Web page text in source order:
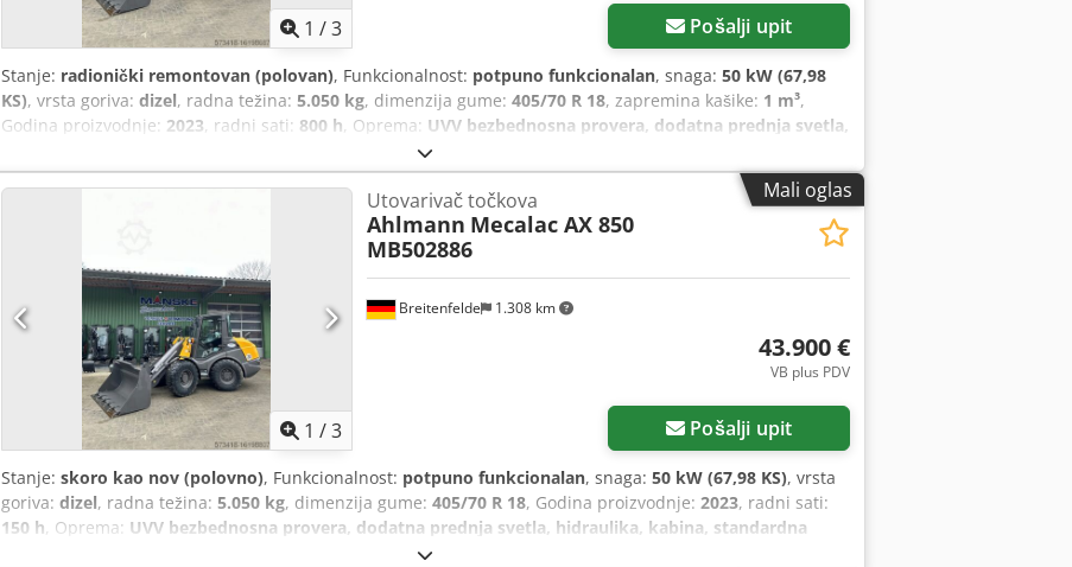
1 /3 Pošalji upit
Stanje: radionički remontovan (polovan), Funkcionalnost: potpuno funkcionalan, snaga: 50 kW (67,98
KS), vrsta goriva: dizel, radna težina: 5.050 kg, dimenzija gume: 405/70 R 18, zapremina kašike: 1 m³,
Godina proizvodnje: 2023, radni sati: 800 h, Oprema: UVV bezbednosna provera, dodatna prednja svetla,
hidraulika, kabina, standardna lopata, viljuške za palete, zadnje podizanje
km/verzija, Kontinuirano rad pomoćne hidraulike, Hidraulični spojnici za 1. pomoćno kolo, Udobno sedište
Grammer, Mitas 405/70 R18 gume, Kutija za skladištenje sa poklopcem, Zadnja radna svetla, Dedpfx
Astrna Uem Hock Radio priprema, hidraulični brzi par, Standardna kanta sa zavarenom ivicom i tako 1
Mali oglas
1 /3
Breitenfelde 1.308 km
Utovarivač točkova
Ahlmann Mecalac AX 850
MB502886
43.900 €
VB plus PDV
Pošalji upit
Stanje: skoro kao nov (polovno), Funkcionalnost: potpuno funkcionalan, snaga: 50 kW (67,98 KS), vrsta
goriva: dizel, radna težina: 5.050 kg, dimenzija gume: 405/70 R 18, Godina proizvodnje: 2023, radni sati:
150 h, Oprema: UVV bezbednosna provera, dodatna prednja svetla, hidraulika, kabina, standardna
, Motor Stage V, 20. km/verzija, Kontinuirano rad pomoćne